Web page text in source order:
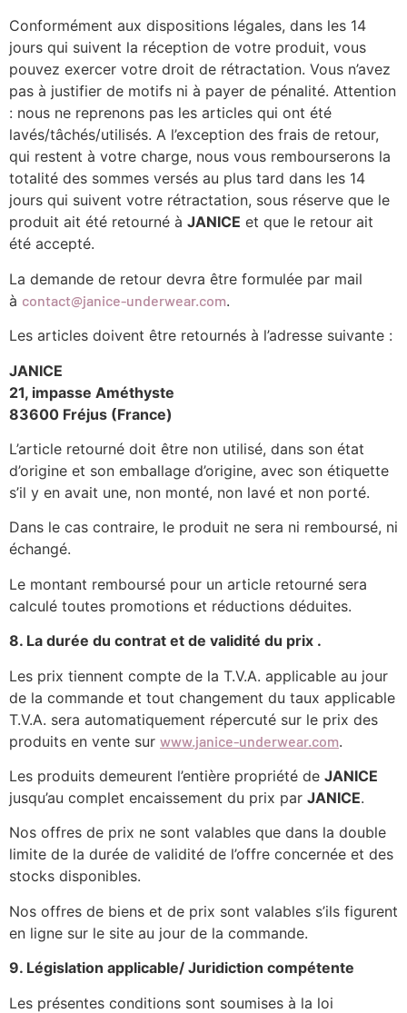
Conformément aux dispositions légales, dans les 14
jours qui suivent la réception de votre produit, vous
pouvez exercer votre droit de rétractation. Vous n’avez
pas à justifier de motifs ni à payer de pénalité. Attention
: nous ne reprenons pas les articles qui ont été
lavés/tâchés/utilisés. A l’exception des frais de retour,
qui restent à votre charge, nous vous rembourserons la
totalité des sommes versés au plus tard dans les 14
jours qui suivent votre rétractation, sous réserve que le
produit ait été retourné à JANICE et que le retour ait
été accepté.
La demande de retour devra être formulée par mail
à contact@janice-underwear.com.
Les articles doivent être retournés à l’adresse suivante :
JANICE
21, impasse Améthyste
83600 Fréjus (France)
L’article retourné doit être non utilisé, dans son état
d’origine et son emballage d’origine, avec son étiquette
s’il y en avait une, non monté, non lavé et non porté.
Dans le cas contraire, le produit ne sera ni remboursé, ni
échangé.
Le montant remboursé pour un article retourné sera
calculé toutes promotions et réductions déduites.
8. La durée du contrat et de validité du prix .
Les prix tiennent compte de la T.V.A. applicable au jour
de la commande et tout changement du taux applicable
T.V.A. sera automatiquement répercuté sur le prix des
produits en vente sur www.janice-underwear.com.
Les produits demeurent l’entière propriété de JANICE
jusqu’au complet encaissement du prix par JANICE.
Nos offres de prix ne sont valables que dans la double
limite de la durée de validité de l’offre concernée et des
stocks disponibles.
Nos offres de biens et de prix sont valables s’ils figurent
en ligne sur le site au jour de la commande.
9. Législation applicable/ Juridiction compétente
Les présentes conditions sont soumises à la loi